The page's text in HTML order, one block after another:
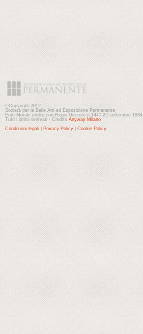
©Copyright 2012
Società per le Belle Arti ed Esposizione Permanente
Ente Morale eretto con Regio Decreto n.1447-22 settembre 1884
Tutti i diritti riservati - Credits Anyway Milano
Condizioni legali
Privacy Policy Cookie Policy